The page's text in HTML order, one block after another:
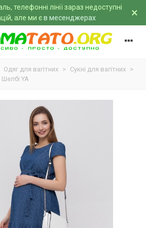
телефонні лінії зараз недоступні
але ми єв месенджерах ×
Одяг для вагітних > Сукні для вагітних >
Шелбі YA